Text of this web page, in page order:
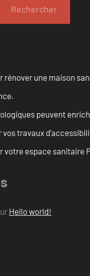
Rechercher
une maison
peuvent
travaux
espace sanitaire
Hello world!